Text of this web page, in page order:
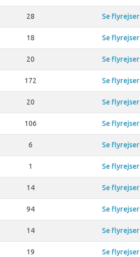
28 Se flyrejser
18 Se flyrejser
20 Se flyrejser
172 Se flyrejser
20 Se flyrejser
106 Se flyrejser
6 Se flyrejser
1 Se flyrejser
14 Se flyrejser
94 Se flyrejser
14 Se flyrejser
19 Se flyrejser